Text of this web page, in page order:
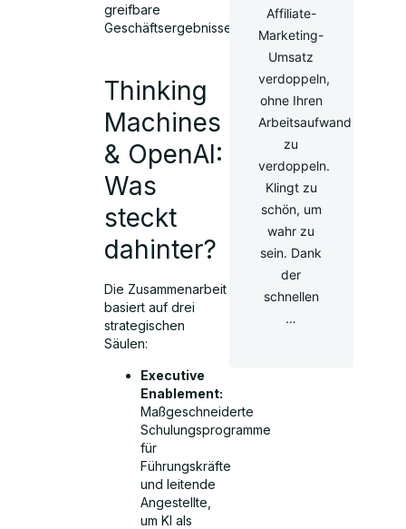
greifbare
Geschäftsergebnisse.
Thinking
Machines
& OpenAI:
Was
steckt
dahinter?
Die Zusammenarbeit
basiert auf drei
strategischen
Säulen:
Executive
Enablement:
Maßgeschneiderte
Schulungsprogramme
für
Führungskräfte
und leitende
Angestellte,
um KI als
Affiliate-
Marketing-
Umsatz
verdoppeln,
ohne Ihren
Arbeitsaufwand
zu
verdoppeln.
Klingt zu
schön, um
wahr zu
sein. Dank
der
schnellen
…